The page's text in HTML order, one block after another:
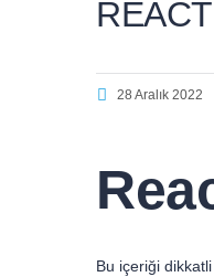
28 Aralık 2022
Bu içeriği